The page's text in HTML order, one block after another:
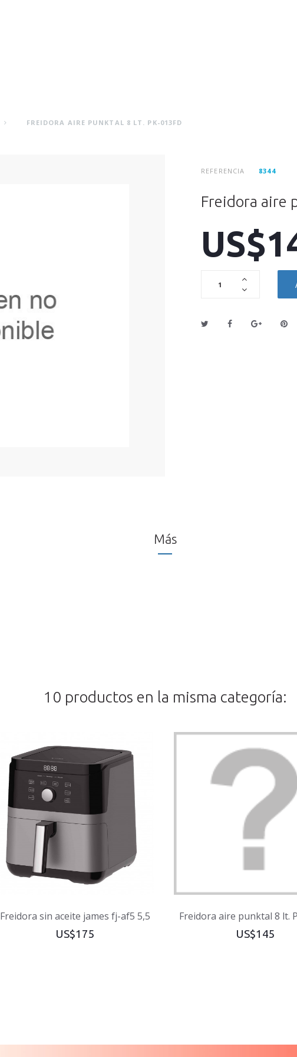
FREIDORA AIRE PUNKTAL 8 LT. PK-013FD
REFERENCIA 8344
Freidora aire
Más
10 productos en la misma categoría:
Freidora sin aceite james fj-af5 5,5
US$175
Freidora aire punktal 8 lt.
US$145